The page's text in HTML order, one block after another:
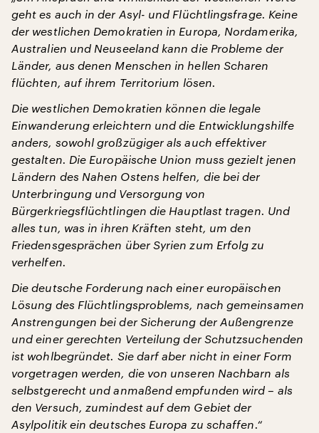
geht es auch in der Asyl- und Flüchtlingsfrage. Keine
der westlichen Demokratien in Europa, Nordamerika,
Australien und Neuseeland kann die Probleme der
Länder, aus denen Menschen in hellen Scharen
flüchten, auf ihrem Territorium lösen.
Die westlichen Demokratien können die legale
Einwanderung erleichtern und die Entwicklungshilfe
anders, sowohl großzügiger als auch effektiver
gestalten. Die Europäische Union muss gezielt jenen
Ländern des Nahen Ostens helfen, die bei der
Unterbringung und Versorgung von
Bürgerkriegsflüchtlingen die Hauptlast tragen. Und
alles tun, was in ihren Kräften steht, um den
Friedensgesprächen über Syrien zum Erfolg zu
verhelfen.
Die deutsche Forderung nach einer europäischen
Lösung des Flüchtlingsproblems, nach gemeinsamen
Anstrengungen bei der Sicherung der Außengrenze
und einer gerechten Verteilung der Schutzsuchenden
ist wohlbegründet. Sie darf aber nicht in einer Form
vorgetragen werden, die von unseren Nachbarn als
selbstgerecht und anmaßend empfunden wird – als
den Versuch, zumindest auf dem Gebiet der
Asylpolitik ein deutsches Europa zu schaffen.“